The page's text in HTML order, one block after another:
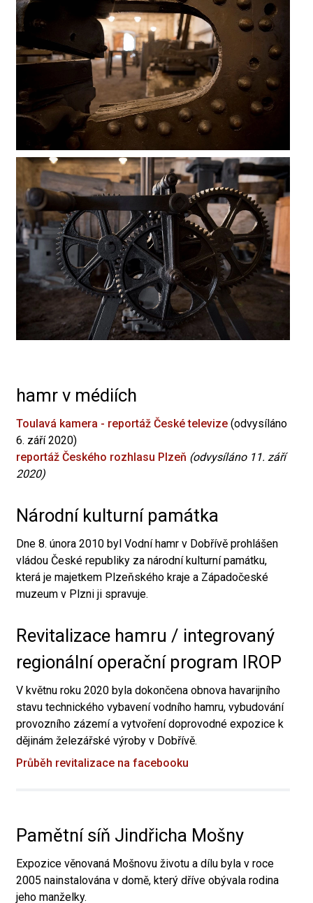
hamr v médiích
Toulavá kamera - reportáž České televize (odvysíláno
6. září 2020)
reportáž Českého rozhlasu Plzeň (odvysíláno 11. září
2020)
Národní kulturní památka
Dne 8. února 2010 byl Vodní hamr v Dobřívě prohlášen
vládou České republiky za národní kulturní památku,
která je majetkem Plzeňského kraje a Západočeské
muzeum v Plzni ji spravuje.
Revitalizace hamru / integrovaný
regionální operační program IROP
V květnu roku 2020 byla dokončena obnova havarijního
stavu technického vybavení vodního hamru, vybudování
provozního zázemí a vytvoření doprovodné expozice k
dějinám železářské výroby v Dobřívě.
Průběh revitalizace na facebooku
Pamětní síň Jindřicha Mošny
Expozice věnovaná Mošnovu životu a dílu byla v roce
2005 nainstalována v domě, který dříve obývala rodina
jeho manželky.